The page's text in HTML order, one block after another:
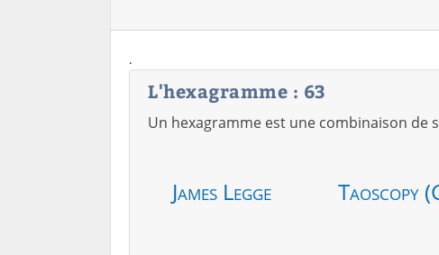
.
L'hexagramme : 63
Un hexagramme est une combinaison de
James Legge Taoscopy